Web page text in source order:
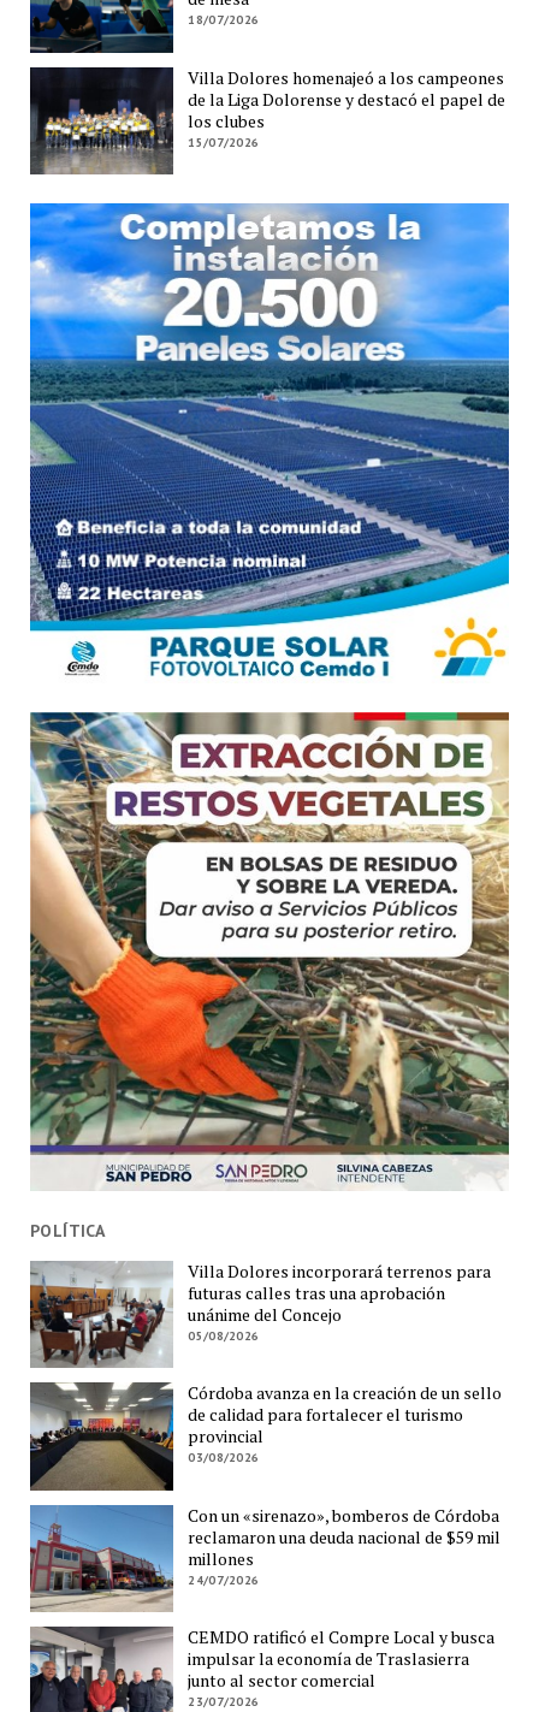
18/07/2026
Villa Dolores homenajeó a los campeones
de la Liga Dolorense y destacó el papel de
los clubes
15/07/2026
POLÍTICA
Villa Dolores incorporará terrenos para
futuras calles tras una aprobación
unánime del Concejo
05/08/2026
Córdoba avanza en la creación de un sello
de calidad para fortalecer el turismo
provincial
03/08/2026
Con un «sirenazo», bomberos de Córdoba
reclamaron una deuda nacional de $59 mil
millones
24/07/2026
CEMDO ratificó el Compre Local y busca
impulsar la economía de Traslasierra
junto al sector comercial
23/07/2026